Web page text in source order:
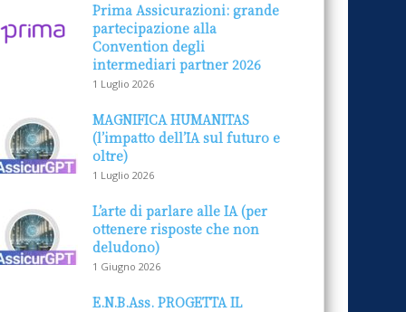
Prima Assicurazioni: grande
partecipazione alla
Convention degli
intermediari partner 2026
1 Luglio 2026
MAGNIFICA HUMANITAS
(l’impatto dell’IA sul futuro e
oltre)
1 Luglio 2026
L’arte di parlare alle IA (per
ottenere risposte che non
deludono)
1 Giugno 2026
E.N.B.Ass. PROGETTA IL